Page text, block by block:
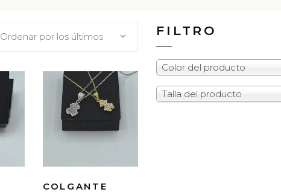
Ordenar por los últimos
COLGANTE
FILTRO
Color del producto
Talla del producto